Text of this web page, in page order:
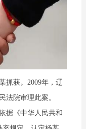
抓获。2009年，辽
法院审理此案。
《中华人民共和